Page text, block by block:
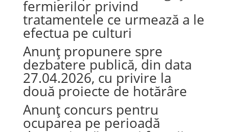
fermierilor privind
tratamentele ce urmează a le
efectua pe culturi
Anunț propunere spre
dezbatere publică, din data
27.04.2026, cu privire la
două proiecte de hotărâre
Anunț concurs pentru
ocuparea pe perioadă